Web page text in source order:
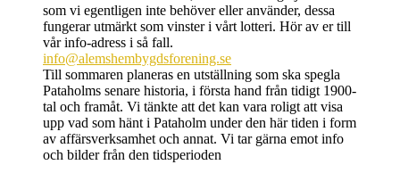
som vi egentligen inte behöver eller använder, dessa
fungerar utmärkt som vinster i vårt lotteri. Hör av er till
vår info-adress i så fall.
info@alemshembygdsforening.se
Till sommaren planeras en utställning som ska spegla
Pataholms senare historia, i första hand från tidigt 1900-
tal och framåt. Vi tänkte att det kan vara roligt att visa
upp vad som hänt i Pataholm under den här tiden i form
av affärsverksamhet och annat. Vi tar gärna emot info
och bilder från den tidsperioden